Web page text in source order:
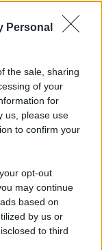
Personal
the sale, sharing
of your
for
us, please use
to confirm your
opt-out
may continue
based on
by us or
to third
la Regione
e finanzia